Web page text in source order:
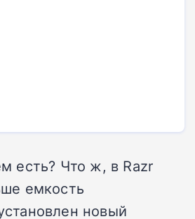
есть? Что ж, в Razr
емкость
новый